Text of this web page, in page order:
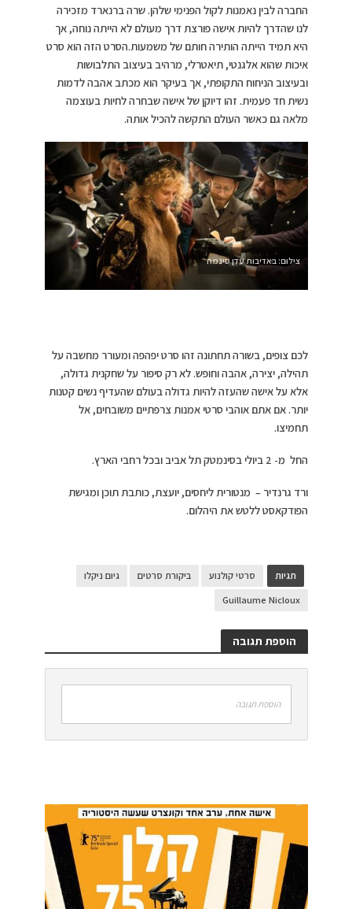
החברה לבין נאמנות לקול הפנימי שלהן. שרה ברנארד מזכירה
לנו שהדרך להיות אישה פורצת דרך מעולם לא הייתה נוחה, אך
היא תמיד הייתה הותירה חותם של משמעות.הסרט הזה הוא סרט
איכות שהוא אלגנטי, תיאטרלי, מרהיב בעיצוב התלבושות
ובעיצוב הניחוח התקופתי, אך בעיקר הוא מכתב אהבה לדמות
נשית חד פעמית. זהו דיוקן של אישה שבחרה לחיות בעוצמה
מלאה גם כאשר העולם התקשה להכיל אותה.
צילום: באדיבות עדן סינמה
לכם צופים, בשורה תחתונה זהו סרט יפהפה ומעורר מחשבה על
תהילה, יצירה, אהבה וחופש. לא רק סיפור על שחקנית גדולה,
אלא על אישה שהעזה להיות גדולה בעולם שהעדיף נשים קטנות
יותר. אם אתם אוהבי סרטי אמנות צרפתיים משובחים, אל
תחמיצו.
החל מ- 2 ביולי בסינמטק תל אביב ובכל רחבי הארץ.
ורד גרנדיר – מנטורית ליחסים, יועצת, כותבת תוכן ומגישת
הפודקאסט ללטש את היהלום.
תגיות סרטי קולנוע ביקורת סרטים
גיום ניקלו
Guillaume Nicloux
הוספת תגובה
הוספת תגובה